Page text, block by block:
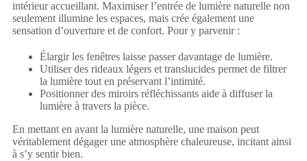
intérieur accueillant. Maximiser l’entrée de lumière naturelle non
seulement illumine les espaces, mais crée également une
sensation d’ouverture et de confort. Pour y parvenir :
Élargir les fenêtres laisse passer davantage de lumière.
Utiliser des rideaux légers et translucides permet de filtrer
la lumière tout en préservant l’intimité.
Positionner des miroirs réfléchissants aide à diffuser la
lumière à travers la pièce.
En mettant en avant la lumière naturelle, une maison peut
véritablement dégager une atmosphère chaleureuse, incitant ainsi
à s’y sentir bien.